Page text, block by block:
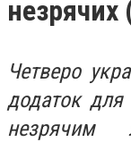
незрячих
Четверо
додаток
незрячим